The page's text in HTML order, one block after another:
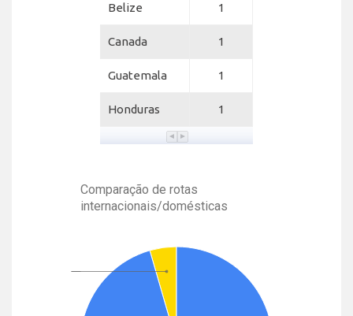
Belize 1
Canada 1
Guatemala 1
Honduras 1
Comparação de rotas
internacionais/domésticas